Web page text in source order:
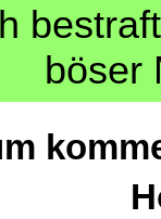
böser